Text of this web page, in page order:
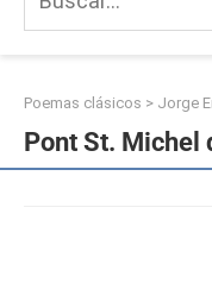
Poemas clásicos > Jorge
Pont St. Michel